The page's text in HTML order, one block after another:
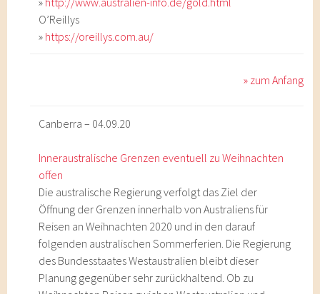
O’Reillys
» https://oreillys.com.au/
» zum Anfang
Canberra – 04.09.20
Inneraustralische Grenzen eventuell zu Weihnachten
offen
Die australische Regierung verfolgt das Ziel der
Öffnung der Grenzen innerhalb von Australiens für
Reisen an Weihnachten 2020 und in den darauf
folgenden australischen Sommerferien. Die Regierung
des Bundesstaates Westaustralien bleibt dieser
Planung gegenüber sehr zurückhaltend. Ob zu